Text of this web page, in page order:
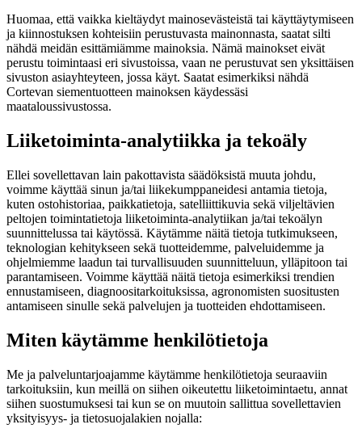
Huomaa, että vaikka kieltäydyt mainosevästeistä tai käyttäytymiseen
ja kiinnostuksen kohteisiin perustuvasta mainonnasta, saatat silti
nähdä meidän esittämiämme mainoksia. Nämä mainokset eivät
perustu toimintaasi eri sivustoissa, vaan ne perustuvat sen yksittäisen
sivuston asiayhteyteen, jossa käyt. Saatat esimerkiksi nähdä
Cortevan siementuotteen mainoksen käydessäsi
maataloussivustossa.
Liiketoiminta-analytiikka ja tekoäly
Ellei sovellettavan lain pakottavista säädöksistä muuta johdu,
voimme käyttää sinun ja/tai liikekumppaneidesi antamia tietoja,
kuten ostohistoriaa, paikkatietoja, satelliittikuvia sekä viljeltävien
peltojen toimintatietoja liiketoiminta-analytiikan ja/tai tekoälyn
suunnittelussa tai käytössä. Käytämme näitä tietoja tutkimukseen,
teknologian kehitykseen sekä tuotteidemme, palveluidemme ja
ohjelmiemme laadun tai turvallisuuden suunnitteluun, ylläpitoon tai
parantamiseen. Voimme käyttää näitä tietoja esimerkiksi trendien
ennustamiseen, diagnoositarkoituksissa, agronomisten suositusten
antamiseen sinulle sekä palvelujen ja tuotteiden ehdottamiseen.
Miten käytämme henkilötietoja
Me ja palveluntarjoajamme käytämme henkilötietoja seuraaviin
tarkoituksiin, kun meillä on siihen oikeutettu liiketoimintaetu, annat
siihen suostumuksesi tai kun se on muutoin sallittua sovellettavien
yksityisyys- ja tietosuojalakien nojalla: